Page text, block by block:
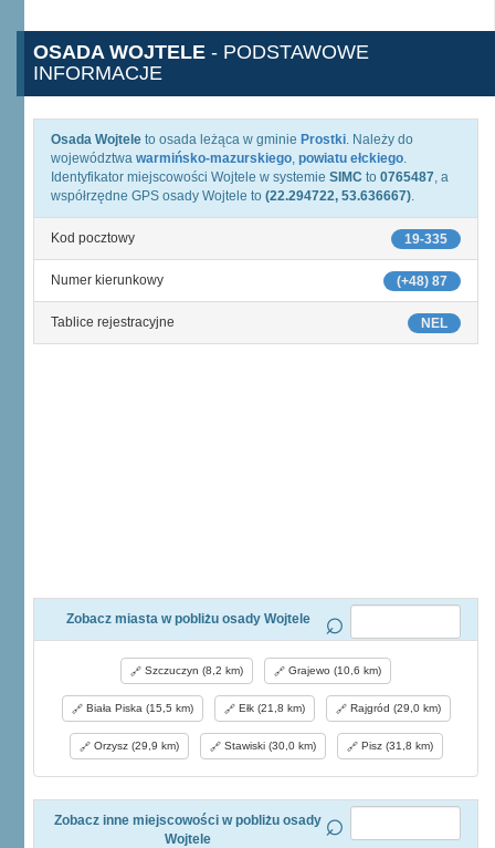
OSADA WOJTELE - PODSTAWOWE
INFORMACJE
Osada Wojtele to osada leżąca w gminie Prostki. Należy do
województwa warmińsko-mazurskiego, powiatu ełckiego.
Identyfikator miejscowości Wojtele w systemie SIMC to 0765487, a
współrzędne GPS osady Wojtele to (22.294722, 53.636667).
19-335
Kod pocztowy
(+48) 87
Numer kierunkowy
NEL
Tablice rejestracyjne
Zobacz miasta w pobliżu osady Wojtele
Szczuczyn (8,2 km) Grajewo (10,6 km)
Biała Piska (15,5 km) Ełk (21,8 km) Rajgród (29,0 km)
Orzysz (29,9 km) Stawiski (30,0 km) Pisz (31,8 km)
Zobacz inne miejscowości w pobliżu osady
Wojtele